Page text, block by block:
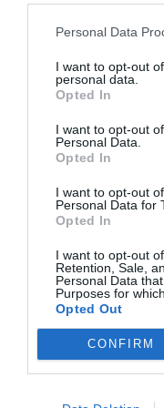
Personal Data
I want to opt-out
personal data.
Opted In
I want to opt-out
Personal Data.
Opted In
I want to opt-out
Personal Data for
Opted In
I want to opt-out
Retention, Sale,
Personal Data
Purposes for
Opted Out
CONFIRM